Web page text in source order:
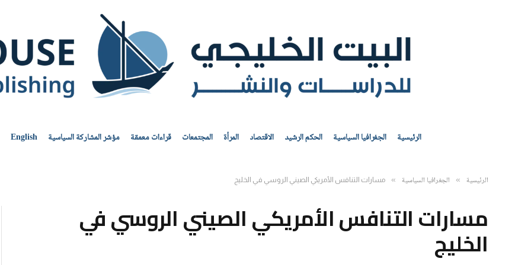
الرئيسية الجغرافيا السياسية الحكم الرشيد الاقتصاد المرأة المجتمعات قراءات معمقة مؤشر المشاركة السياسية English
الرئيسية » الجغرافيا السياسية » مسارات التنافس الأمريكي الصيني الروسي في الخليج
مسارات التنافس الأمريكي الصيني الروسي في
الخليج